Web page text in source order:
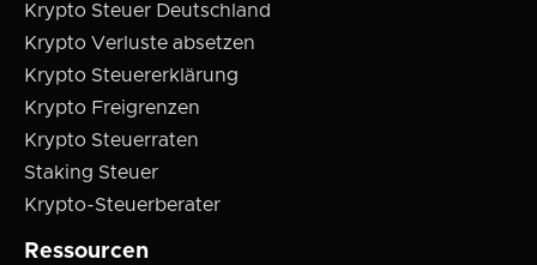
Krypto Steuer Deutschland
Krypto Verluste absetzen
Krypto Steuererklärung
Krypto Freigrenzen
Krypto Steuerraten
Staking Steuer
Krypto-Steuerberater
Ressourcen